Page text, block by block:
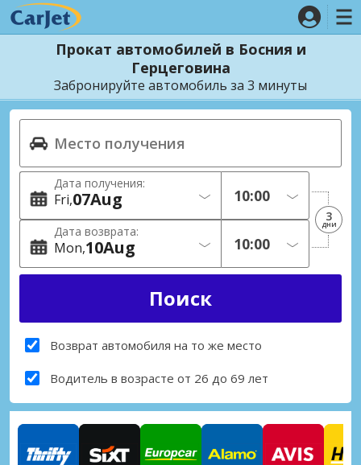
Прокат автомобилей в Босния и
Герцеговина
Забронируйте автомобиль за 3 минуты
Дата получения:
Fri 07Aug
Дата возврата:
Mon 10Aug
3
дни
Возврат автомобиля на то же место
Водитель в возрасте от 26 до 69 лет